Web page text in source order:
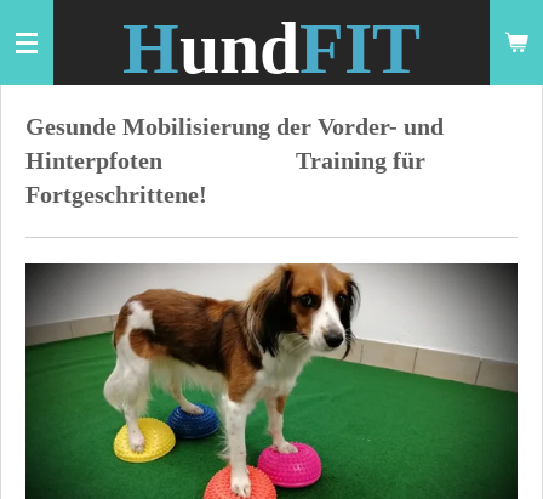
Hauptinhalt
springen
HundFIT
Gesunde Mobilisierung der Vorder- und
Hinterpfoten Training für
Fortgeschrittene!